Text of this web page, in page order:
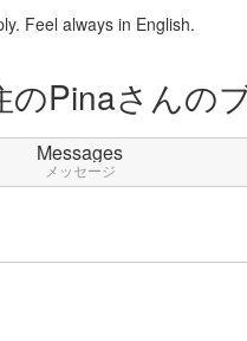
Feel always in English.
Messages
メッセージ